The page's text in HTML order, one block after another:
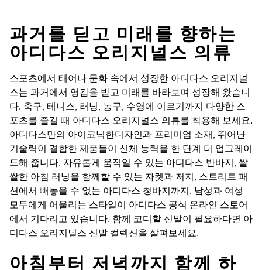
과거를 딛고 미래를 향하는
아디다스 오리지널스 의류
스포츠에서 태어나 문화 속에서 성장한 아디다스 오리지널
스는 과거에서 영감을 받고 미래를 바라보며 성장해 왔습니
다. 축구, 테니스, 러닝, 농구, 수영에 이르기까지 다양한 스
포츠를 즐길 때 아디다스 오리지널스 의류를 착용해 보세요.
아디다스만의 아이코닉한디자인과 프리미엄 소재, 뛰어난
기술력이 결합한 제품들이 신체 능력을 한 단계 더 업그레이
드해 줍니다. 자유롭게 움직일 수 있는 아디다스 반바지, 쌀
쌀한 아침 러닝을 함께할 수 있는 자켓과 저지, 스트리트 패
션에서 빼놓을 수 없는 아디다스 청바지까지. 남성과 여성
모두에게 어울리는 스타일이 아디다스 공식 온라인 스토어
에서 기다리고 있습니다. 함께 코디할 신발이 필요하다면 아
디다스 오리지널스 신발 컬렉션을 살펴보세요.
아침부터 저녁까지 함께 하